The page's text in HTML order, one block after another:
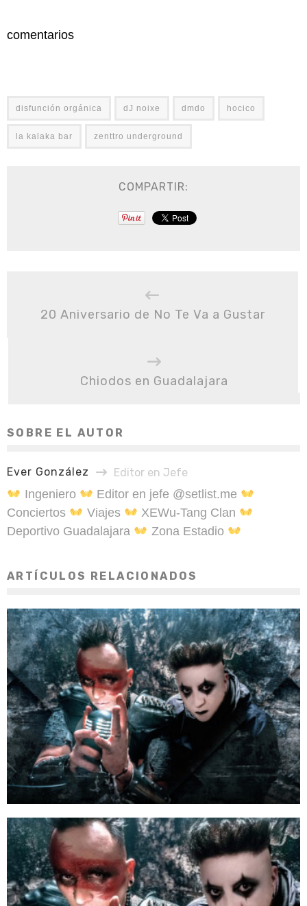
comentarios
disfunción orgánica dJ noixe dmdo hocico
la kalaka bar zenttro underground
COMPARTIR:
20 Aniversario de No Te Va a Gustar
Chiodos en Guadalajara
SOBRE EL AUTOR
Ever González Editor en Jefe
Ingeniero
Editor en jefe @setlist.me
Conciertos
Viajes
XEWu-Tang Clan
Deportivo Guadalajara
Zona Estadio
ARTÍCULOS RELACIONADOS